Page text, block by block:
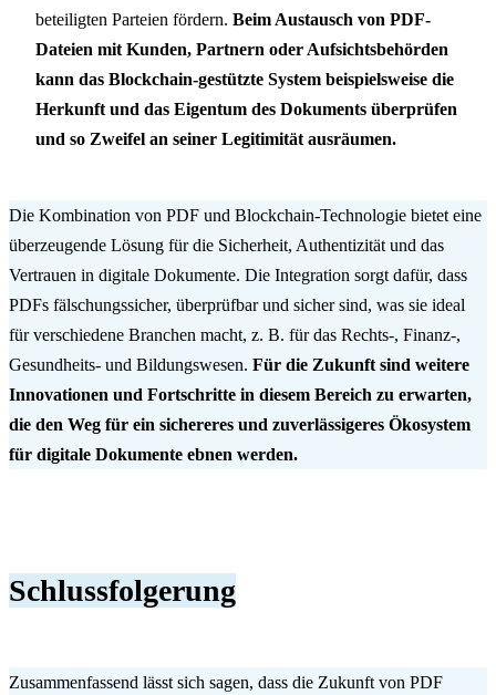
beteiligten Parteien fördern. Beim Austausch von PDF-
Dateien mit Kunden, Partnern oder Aufsichtsbehörden
kann das Blockchain-gestützte System beispielsweise die
Herkunft und das Eigentum des Dokuments überprüfen
und so Zweifel an seiner Legitimität ausräumen.
Die Kombination von PDF und Blockchain-Technologie bietet eine
überzeugende Lösung für die Sicherheit, Authentizität und das
Vertrauen in digitale Dokumente. Die Integration sorgt dafür, dass
PDFs fälschungssicher, überprüfbar und sicher sind, was sie ideal
für verschiedene Branchen macht, z. B. für das Rechts-, Finanz-,
Gesundheits- und Bildungswesen. Für die Zukunft sind weitere
Innovationen und Fortschritte in diesem Bereich zu erwarten,
die den Weg für ein sichereres und zuverlässigeres Ökosystem
für digitale Dokumente ebnen werden.
Schlussfolgerung
Zusammenfassend lässt sich sagen, dass die Zukunft von PDF